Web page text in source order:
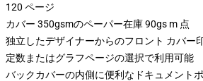
120 ページ
カバー 350gsmのペーパー在庫 90gs m 点
独立したデザイナーからのフロント カバー
定数またはグラフページの選択で利用可能
バックカバーの内側に便利なドキュメント